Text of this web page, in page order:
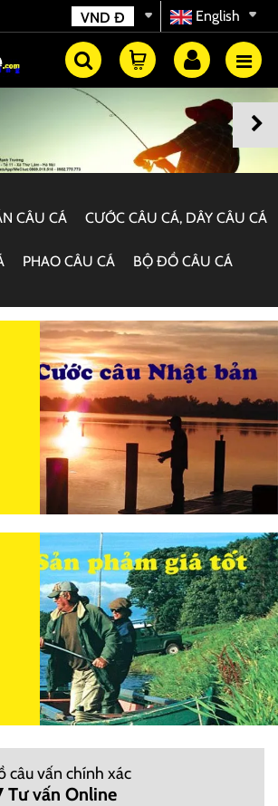
English
VND Đ
CÂU CÁ CƯỚC CÂU CÁ, DÂY CÂU CÁ
PHAO CÂU CÁ BỘ ĐỒ CÂU CÁ
câu vấn chính xác
Tư vấn Online